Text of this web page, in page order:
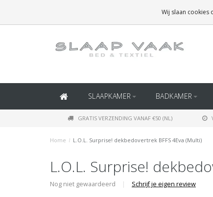
(BINNEN BELGIË)
SLAAPKAMER BADKAMER
GRATIS VERZENDING VANAF €50 (NL)
Home / L.O.L. Surprise! dekbedovertrek BFFS 4Eva (Multi)
L.O.L. Surprise!
Nog niet gewaardeerd | Schrijf je eigen review
Wij slaan cookies